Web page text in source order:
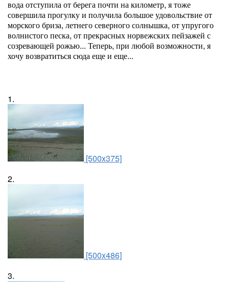
вода отступила от берега почти на километр, я тоже
совершила прогулку и получила большое удовольствие от
морского бриза, летнего северного солнышка, от упругого
волнистого песка, от прекрасных норвежских пейзажей с
созревающей рожью... Теперь, при любой возможности, я
хочу возвратиться сюда еще и еще...
1.
[500x375]
2.
[500x486]
3.